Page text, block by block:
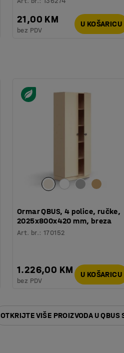
21,00 KM
bez PDV
U KOŠARICU
Ormar QBUS, 4 police, ručke,
2025x800x420 mm, breza
Art. br.:170152
1.226,00 KM
bez PDV
U KOŠARICU
OTKRIJTE VIŠE PROIZVODA U QBUS